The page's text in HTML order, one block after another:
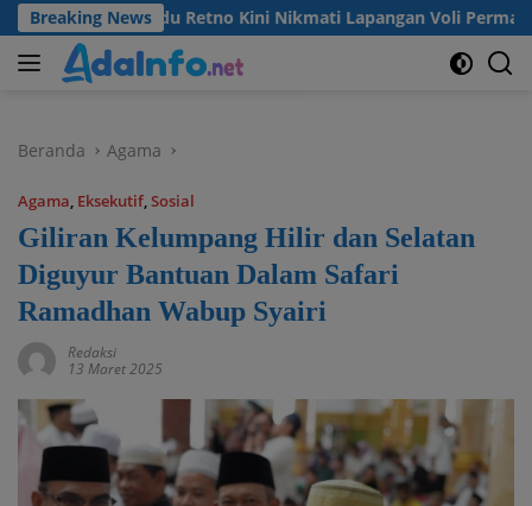
Langsung
ke
konten
Breaking News
Madu Retno Kini Nikmati Lapangan Voli Permanen
Beranda Agama
Agama, Eksekutif,Sosial
Giliran Kelumpang Hilir dan Selatan
Diguyur Bantuan Dalam Safari
Ramadhan Wabup Syairi
Redaksi
13 Maret 2025